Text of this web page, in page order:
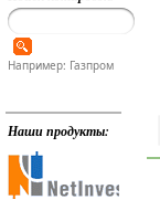
Например: Газпром
Наши продукты: